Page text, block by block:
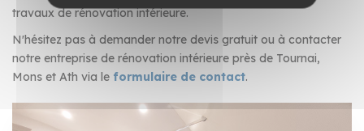
travaux de rénovation intérieure.
N'hésitez pas à demander notre devis gratuit ou à contacter
notre entreprise de rénovation intérieure près de Tournai,
Mons et Ath via le formulaire de contact.